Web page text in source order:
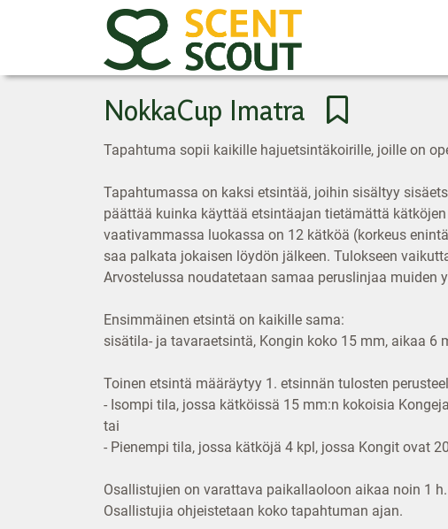
NokkaCup Imatra
Tapahtuma sopii kaikille hajuetsintäkoirille, joille on
Tapahtumassa on kaksi etsintää, joihin sisältyy
päättää kuinka käyttää etsintäajan tietämättä
vaativammassa luokassa on 12 kätköä (korkeus
saa palkata jokaisen löydön jälkeen. Tulokseen
Arvostelussa noudatetaan samaa peruslinjaa muiden
Ensimmäinen etsintä on kaikille sama:
sisätila- ja tavaraetsintä, Kongin koko 15 mm, aikaa 6
Toinen etsintä määräytyy 1. etsinnän tulosten
- Isompi tila, jossa kätköissä 15 mm:n kokoisia
tai
- Pienempi tila, jossa kätköjä 4 kpl, jossa Kongit ovat
Osallistujien on varattava paikallaoloon aikaa noin 1 h.
Osallistujia ohjeistetaan koko tapahtuman ajan.